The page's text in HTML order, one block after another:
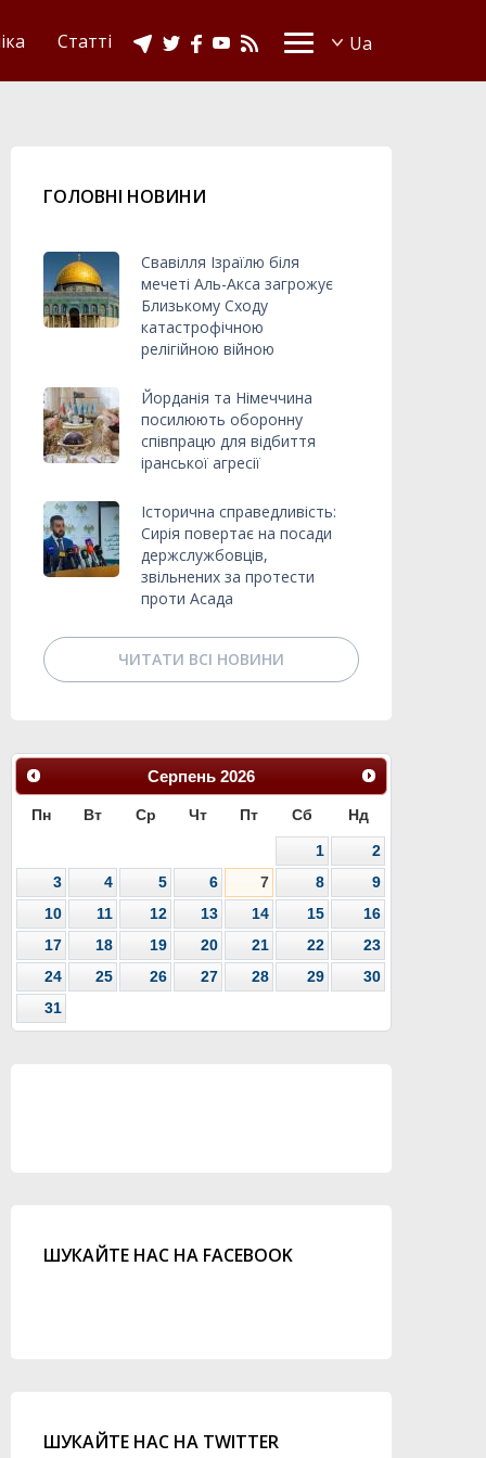
Статті
ГОЛОВНІ НОВИНИ
Свавілля Ізраїлю біля
мечеті Аль-Акса загрожує
Близькому Сходу
катастрофічною
релігійною війною
Йорданія та Німеччина
посилюють оборонну
співпрацю для відбиття
іранської агресії
Історична справедливість:
Сирія повертає на посади
держслужбовців,
звільнених за протести
проти Асада
ЧИТАТИ ВСІ НОВИНИ
Серпень 2026
Пн Вт Ср Чт Пт Сб Нд
1
2
3
4 5 6 7 8
9
10
11 12 13 14 15
16
17
18 19 20 21 22
23
24
25 26 27 28 29
30
31
ШУКАЙТЕ НАС НА FACEBOOK
ШУКАЙТЕ НАС НА TWITTER